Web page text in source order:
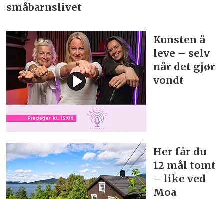
småbarnslivet
Kunsten å
leve – selv
når det gjør
vondt
Her får du
12 mål tomt
– like ved
Moa